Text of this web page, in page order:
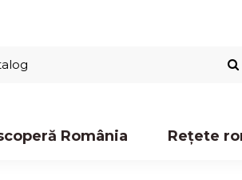
România Rețete